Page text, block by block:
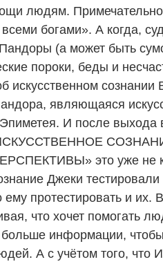
людям.
богами». А когда,
(а может быть
пороки, беды и
искусственном
являющаяся
И после выхода
это уже не
Джеки
протестировать и
что хочет помогать
информации,
А с учётом того, что